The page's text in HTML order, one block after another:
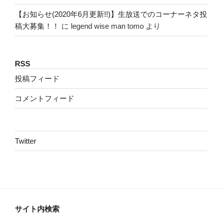
【お知らせ(2020年6月更新!!)】生放送でのコーナーネタ投
稿大募集！！
に legend wise man tomo より
RSS
投稿フィード
コメントフィード
Twitter
サイト内検索